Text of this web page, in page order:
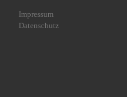
Impressum
Datenschutz